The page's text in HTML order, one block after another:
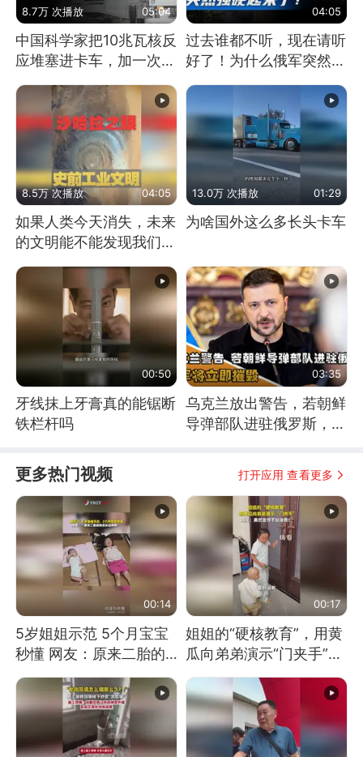
8.7万 次播放 05:04
中国科学家把10兆瓦核反
应堆塞进卡车，加一次燃
料能跑几十年
04:05
过去谁都不听，现在请听
好了！为什么俄军突然强
硬起来了？
8.5万 次播放 04:05
如果人类今天消失，未来
的文明能不能发现我们存
13.0万 次播放 01:29
为啥国外这么多长头卡车
00:50
牙线抹上牙膏真的能锯断
铁栏杆吗
03:35
乌克兰放出警告，若朝鲜
导弹部队进驻俄罗斯，乌
更多热门视频 打开应用 查看更多
00:14
5岁姐姐示范 5个月宝宝
秒懂 网友：原来二胎的
快乐长这样
00:17
姐姐的“硬核教育”，用黄
瓜向弟弟演示“门夹手”，
网友：果然言传不如身
教！